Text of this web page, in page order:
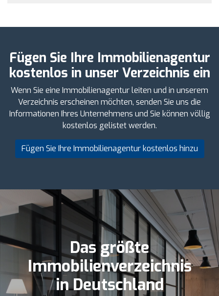
Fügen Sie Ihre Immobilienagentur
kostenlos in unser Verzeichnis ein
Wenn Sie eine Immobilienagentur leiten und in unserem
Verzeichnis erscheinen möchten, senden Sie uns die
Informationen Ihres Unternehmens und Sie können völlig
kostenlos gelistet werden.
Fügen Sie Ihre Immobilienagentur kostenlos hinzu
Das größte
Immobilienverzeichnis
in Deutschland